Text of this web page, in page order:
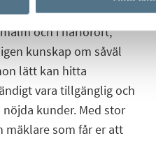
och i närförort,
kunskap om såväl
lätt kan hitta
vara tillgänglig och
kunder. Med stor
mäklare som får er att